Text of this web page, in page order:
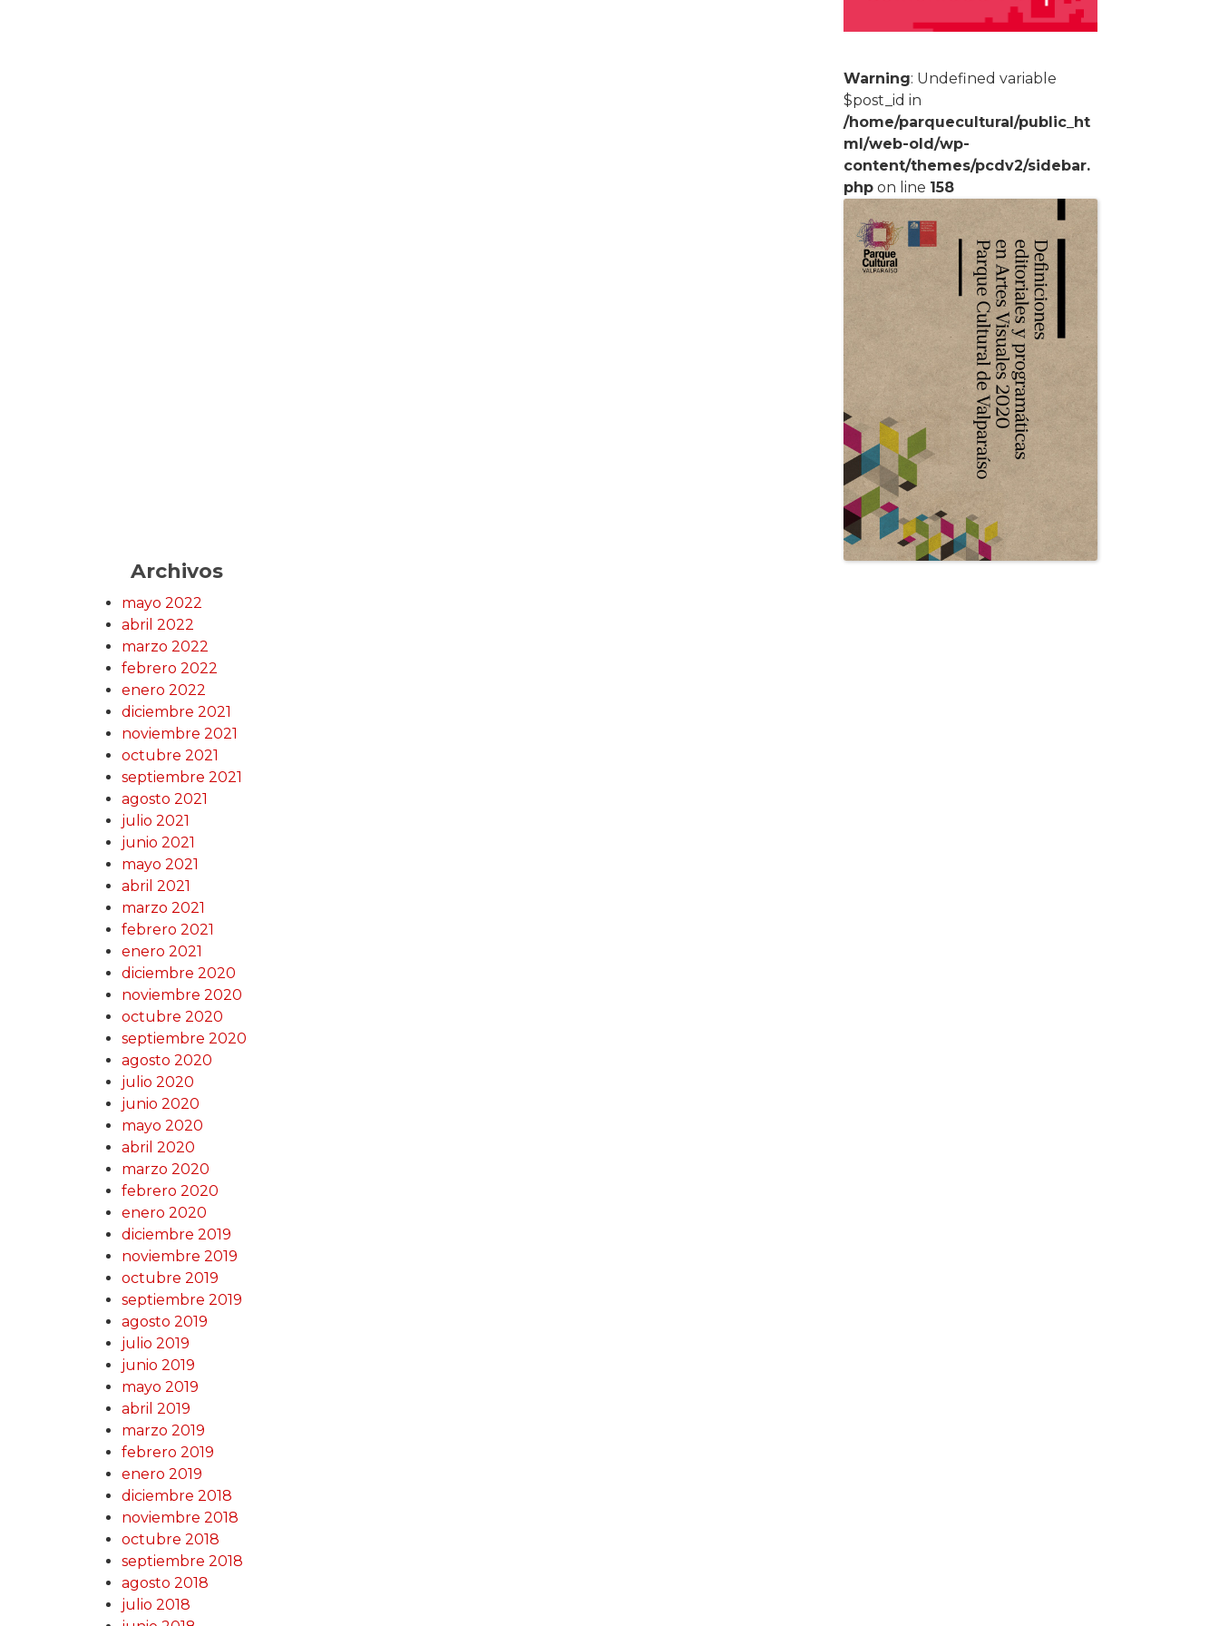
Warning: Undefined variable
$post_id in
/home/parquecultural/public_ht
ml/web-old/wp-
content/themes/pcdv2/sidebar.
php on line 158
Archivos
mayo 2022
abril 2022
marzo 2022
febrero 2022
enero 2022
diciembre 2021
noviembre 2021
octubre 2021
septiembre 2021
agosto 2021
julio 2021
junio 2021
mayo 2021
abril 2021
marzo 2021
febrero 2021
enero 2021
diciembre 2020
noviembre 2020
octubre 2020
septiembre 2020
agosto 2020
julio 2020
junio 2020
mayo 2020
abril 2020
marzo 2020
febrero 2020
enero 2020
diciembre 2019
noviembre 2019
octubre 2019
septiembre 2019
agosto 2019
julio 2019
junio 2019
mayo 2019
abril 2019
marzo 2019
febrero 2019
enero 2019
diciembre 2018
noviembre 2018
octubre 2018
septiembre 2018
agosto 2018
julio 2018